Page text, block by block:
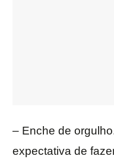
– Enche de
expectativa de